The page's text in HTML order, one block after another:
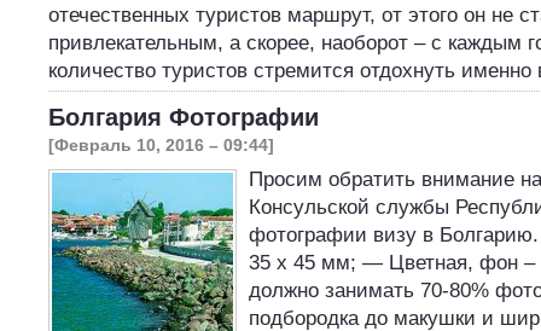
отечественных туристов маршрут, от этого он не
привлекательным, а скорее, наоборот – с каждым
количество туристов стремится отдохнуть
Болгария Фотографии
[Февраль 10, 2016 – 09:44]
Просим обратить внимание
Консульской службы
фотографии визу в
35 x 45 мм; — Цветная, фон
должно занимать 70-80%
подбородка до макушки и